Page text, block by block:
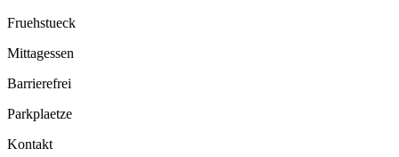
Fruehstueck
Mittagessen
Barrierefrei
Parkplaetze
Kontakt